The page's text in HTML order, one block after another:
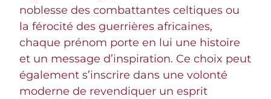
noblesse des combattantes celtiques ou
la férocité des guerrières africaines,
chaque prénom porte en lui une histoire
et un message d’inspiration. Ce choix peut
également s’inscrire dans une volonté
moderne de revendiquer un esprit